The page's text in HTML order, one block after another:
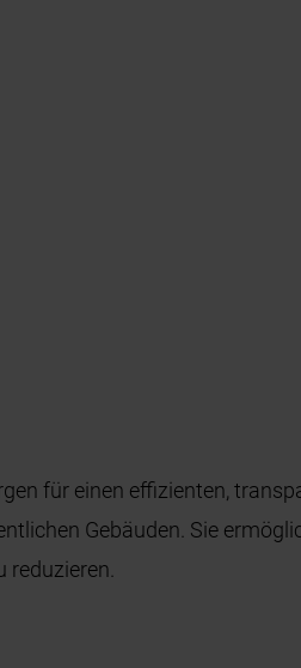
für einen effizienten,
Gebäuden. Sie
reduzieren.